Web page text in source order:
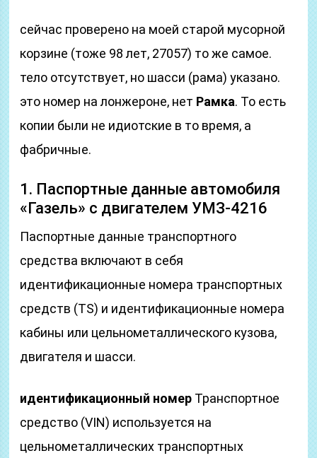
сейчас проверено на моей старой мусорной
корзине (тоже 98 лет, 27057) то же самое.
тело отсутствует, но шасси (рама) указано.
это номер на лонжероне, нет Рамка. То есть
копии были не идиотские в то время, а
фабричные.
1. Паспортные данные автомобиля
«Газель» с двигателем УМЗ-4216
Паспортные данные транспортного
средства включают в себя
идентификационные номера транспортных
средств (TS) и идентификационные номера
кабины или цельнометаллического кузова,
двигателя и шасси.
идентификационный номер Транспортное
средство (VIN) используется на
цельнометаллических транспортных